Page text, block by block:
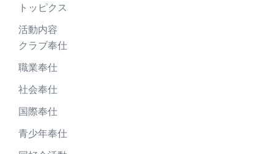
トッピクス
活動内容
クラブ奉仕
職業奉仕
社会奉仕
国際奉仕
青少年奉仕